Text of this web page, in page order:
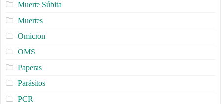
Muerte Súbita
Muertes
Omicron
OMS
Paperas
Parásitos
PCR